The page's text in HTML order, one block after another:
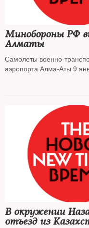
Минобороны РФ
Алматы
Самолеты военно-
аэропорта Алма-Аты 9
В окружении
отъезд из